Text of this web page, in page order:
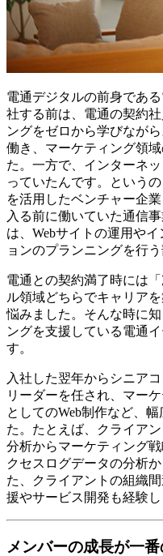
電通デジタルの前身であ
社する前は、電通の契約
ングをゼロから学びなが
働き、マーケティング領
た。一方で、インターネ
っていたんです。という
を活用したベンチャー企
入る前に働いていた通信
は、Webサイトの運用や
ョンのプランニングを行
電通との契約満了時には
ル領域どちらでキャリア
悩みました。そんな時に
ングを支援している電通
す。
入社した翌年からシニア
リーダーを任され、マー
としてのWeb制作など、
た。たとえば、クライア
分析からマーケティング
クセスログデータの分析
た、クライアントの組織
援やサービス開発も経験し
メンバーの成長が一